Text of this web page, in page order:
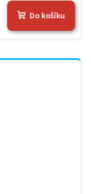
Do košíku